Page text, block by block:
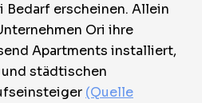
Bedarf erscheinen. Allein
Ori ihre
Apartments installiert,
städtischen
(Quelle